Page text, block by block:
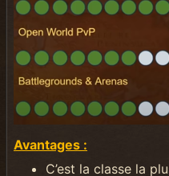
Avantages :
C’est la classe la